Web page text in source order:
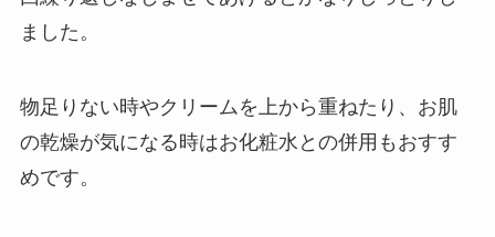
ました。
物足りない時やクリームを上から重ねたり、お肌
の乾燥が気になる時はお化粧水との併用もおすす
めです。